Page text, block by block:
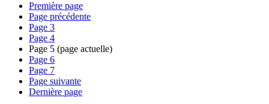
Première page
Page précédente
Page 3
Page 4
Page 5 (page actuelle)
Page 6
Page 7
Page suivante
Dernière page